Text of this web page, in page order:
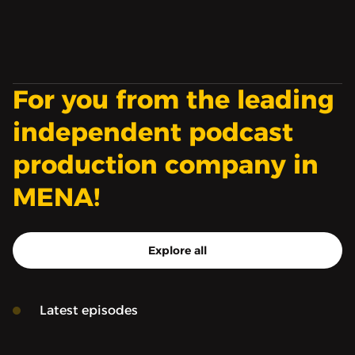
For you from the leading
independent podcast
production company in
MENA!
Explore all
Latest episodes